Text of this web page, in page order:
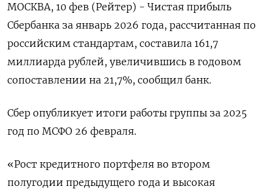
МОСКВА, 10 фев (Рейтер) - Чистая прибыль
Сбербанка за январь 2026 года, рассчитанная по
российским стандартам, составила 161,7
миллиарда рублей, увеличившись в годовом
сопоставлении на 21,7%, сообщил банк.
Сбер опубликует итоги работы группы за 2025
год по МСФО ⁠26 февраля.
«Рост кредитного портфеля во втором
полугодии предыдущего года и высокая